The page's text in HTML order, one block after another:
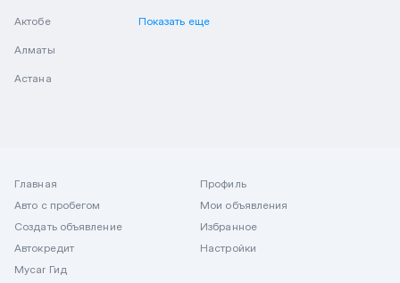
Актобе
Алматы
Астана
Показать еще
Главная
Авто с пробегом
Создать объявление
Автокредит
Mycar Гид
Профиль
Мои объявления
Избранное
Настройки